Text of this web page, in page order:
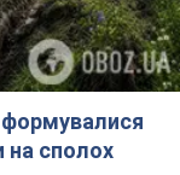
формувалися
на сполох